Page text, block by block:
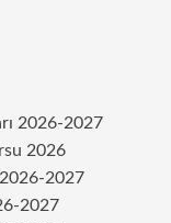
2026-2027
2026
2027
2027